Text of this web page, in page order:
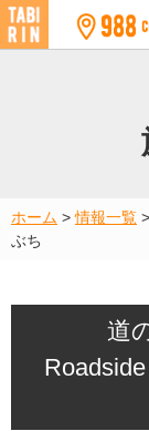
ホーム >情報一覧 >
ぶち
道